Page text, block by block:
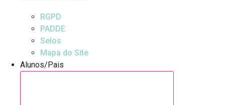
RGPD
PADDE
Selos
Mapa do Site
Alunos/Pais